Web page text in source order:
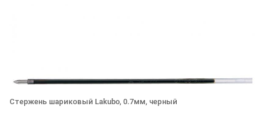
Стержень шариковый Lakubo, 0.7мм, черный